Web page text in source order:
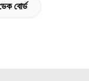
বোর্ড